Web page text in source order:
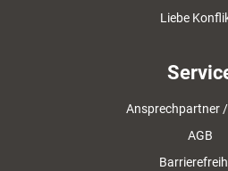
Liebe
Ansprechpartner
AGB